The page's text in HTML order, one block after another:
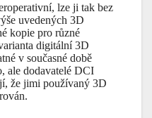
lze ji tak bez
uvedených 3D
kopie pro různé
digitální 3D
v současné době
ale dodavatelé DCI
že jimi používaný 3D